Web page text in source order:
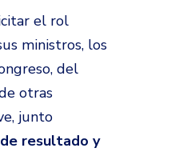
el rol
ministros, los
del
otras
junto
resultado y